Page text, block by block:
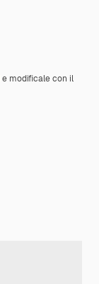
e modificale con il